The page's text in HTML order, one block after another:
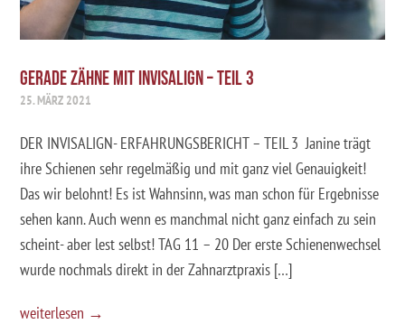
GERADE ZÄHNE MIT INVISALIGN – TEIL 3
25. MÄRZ 2021
DER INVISALIGN- ERFAHRUNGSBERICHT – TEIL 3 Janine trägt
ihre Schienen sehr regelmäßig und mit ganz viel Genauigkeit!
Das wir belohnt! Es ist Wahnsinn, was man schon für Ergebnisse
sehen kann. Auch wenn es manchmal nicht ganz einfach zu sein
scheint- aber lest selbst! TAG 11 – 20 Der erste Schienenwechsel
wurde nochmals direkt in der Zahnarztpraxis […]
weiterlesen →